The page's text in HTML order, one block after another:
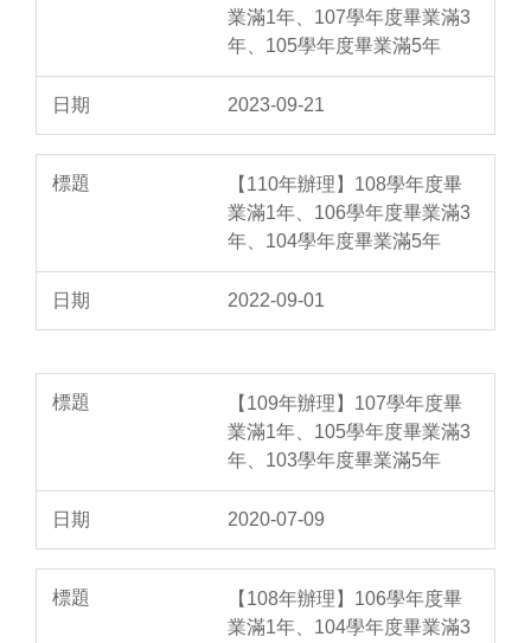
業滿1年、107學年度畢業滿3
年、105學年度畢業滿5年
2023-09-21
【110年辦理】108學年度畢
業滿1年、106學年度畢業滿3
年、104學年度畢業滿5年
2022-09-01
【109年辦理】107學年度畢
業滿1年、105學年度畢業滿3
年、103學年度畢業滿5年
2020-07-09
【108年辦理】106學年度畢
業滿1年、104學年度畢業滿3